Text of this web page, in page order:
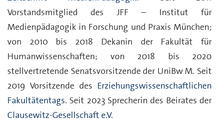
Vorstandsmitglied des JFF – Institut für
Medienpädagogik in Forschung und Praxis München;
von 2010 bis 2018 Dekanin der Fakultät für
Humanwissenschaften; von 2018 bis 2020
stellvertretende Senatsvorsitzende der UniBw M. Seit
2019 Vorsitzende des Erziehungswissenschaftlichen
Fakultätentags. Seit 2023 Sprecherin des Beirates der
Clausewitz-Gesellschaft e.V.